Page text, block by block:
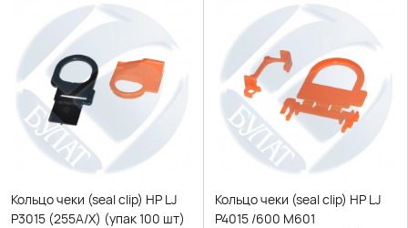
Кольцо чеки (seal clip) HP LJ
P3015 (255A/X) (упак 100 шт)
Кольцо чеки (seal clip) HP LJ
P4015 /600 M601